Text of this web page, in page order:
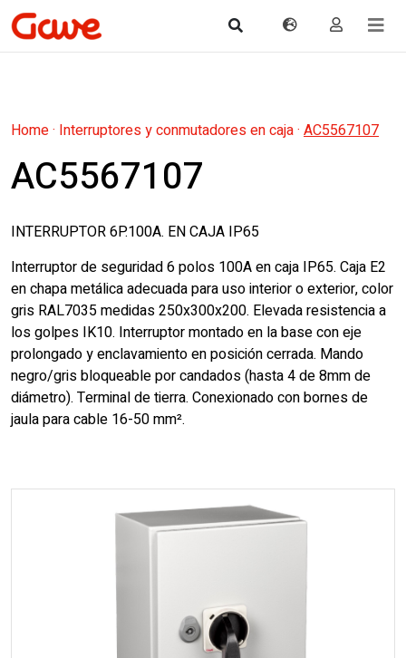
Home· Interruptores y conmutadores en caja· AC5567107
AC5567107
INTERRUPTOR 6P.100A. EN CAJA IP65
Interruptor de seguridad 6 polos 100A en caja IP65. Caja E2
en chapa metálica adecuada para uso interior o exterior, color
gris RAL7035 medidas 250x300x200. Elevada resistencia a
los golpes IK10. Interruptor montado en la base con eje
prolongado y enclavamiento en posición cerrada. Mando
negro/gris bloqueable por candados (hasta 4 de 8mm de
diámetro). Terminal de tierra. Conexionado con bornes de
jaula para cable 16-50 mm².